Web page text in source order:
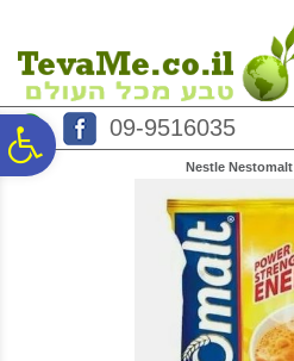
נגישות
המרכזי
09-9516035